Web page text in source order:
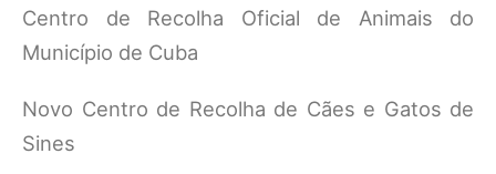
Centro de Recolha Oficial de Animais do
Município de Cuba
Novo Centro de Recolha de Cães e Gatos de
Sines